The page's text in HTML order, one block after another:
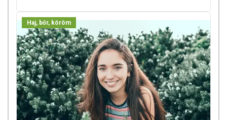
Haj, bőr, köröm